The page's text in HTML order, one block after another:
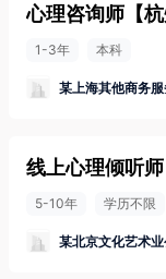
心理咨询师 【
1-3年 本科
某上海其他商务
线上心理倾听师
5-10年 学历不限
某北京文化艺术业